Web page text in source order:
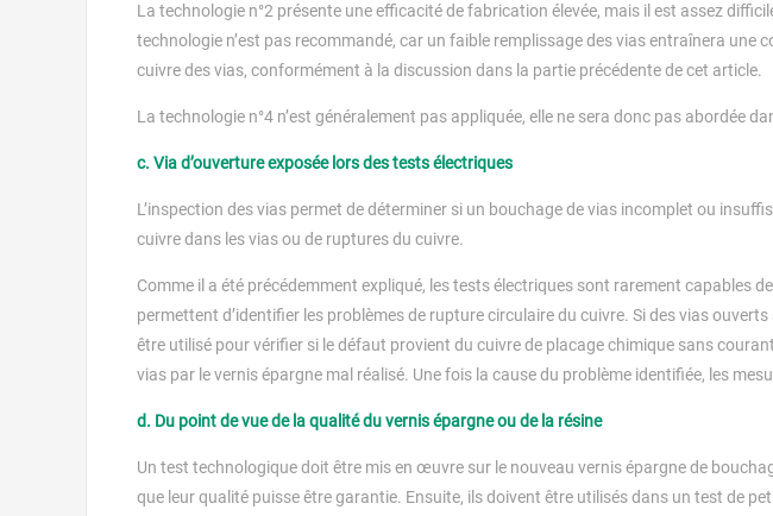
La technologie n°2 présente une efficacité de fabrication élevée, mais il est assez
technologie n’est pas recommandé, car un faible remplissage des vias entraînera une
cuivre des vias, conformément à la discussion dans la partie précédente de cet article.
La technologie n°4 n’est généralement pas appliquée, elle ne sera donc pas abordée
c. Via d’ouverture exposée lors des tests électriques
L’inspection des vias permet de déterminer si un bouchage de vias incomplet ou
cuivre dans les vias ou de ruptures du cuivre.
Comme il a été précédemment expliqué, les tests électriques sont rarement capables
permettent d’identifier les problèmes de rupture circulaire du cuivre. Si des vias
être utilisé pour vérifier si le défaut provient du cuivre de placage chimique sans
vias par le vernis épargne mal réalisé. Une fois la cause du problème identifiée, les
d. Du point de vue de la qualité du vernis épargne ou de la résine
Un test technologique doit être mis en œuvre sur le nouveau vernis épargne de
que leur qualité puisse être garantie. Ensuite, ils doivent être utilisés dans un test de